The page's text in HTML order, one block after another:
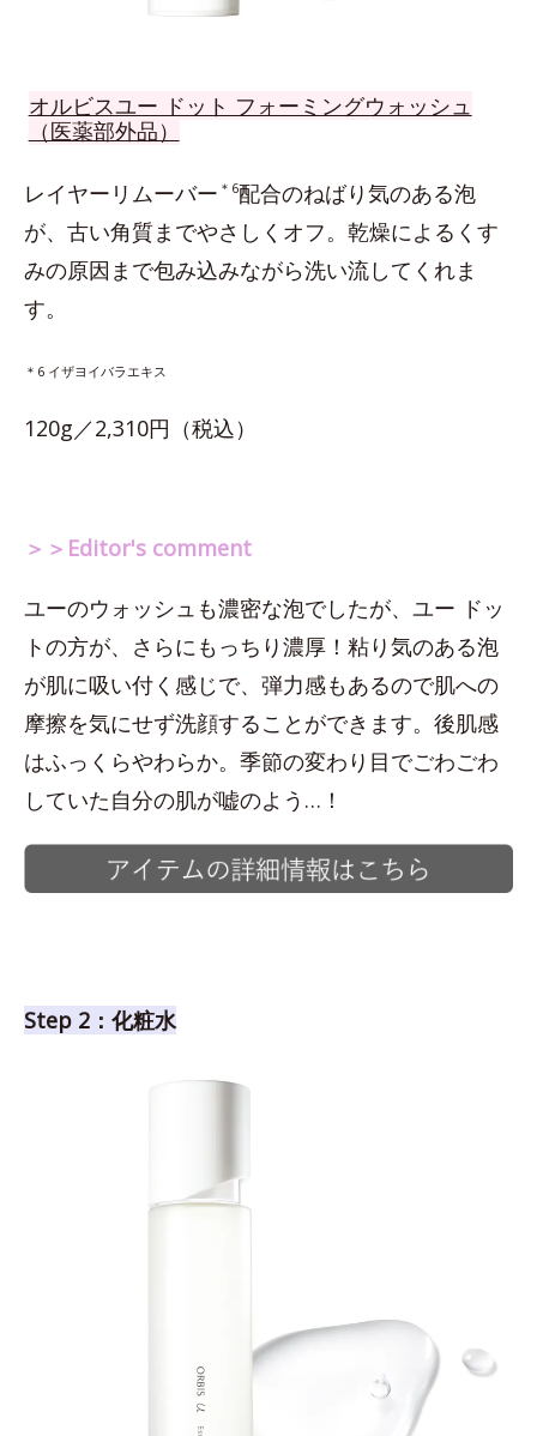
オルビスユー ドット フォーミングウォッシュ
（医薬部外品）
レイヤーリムーバー ＊6配合のねばり気のある泡
が、古い角質までやさしくオフ。乾燥によるくす
みの原因まで包み込みながら洗い流してくれま
す。
＊6 イザヨイバラエキス
120g／2,310円（税込）
＞＞Editor's comment
ユーのウォッシュも濃密な泡でしたが、ユー ドッ
トの方が、さらにもっちり濃厚！粘り気のある泡
が肌に吸い付く感じで、弾力感もあるので肌への
摩擦を気にせず洗顔することができます。後肌感
はふっくらやわらか。季節の変わり目でごわごわ
していた自分の肌が嘘のよう…！
Step 2：化粧水